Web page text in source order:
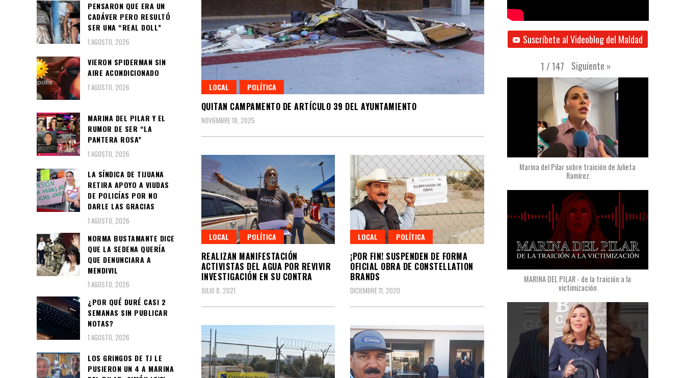
LOCAL POLÍTICA
QUITAN CAMPAMENTO DE ARTÍCULO 39 DEL AYUNTAMIENTO
NOVIEMBRE 18, 2025
LOCAL POLÍTICA
REALIZAN MANIFESTACIÓN
ACTIVISTAS DEL AGUA POR REVIVIR
INVESTIGACIÓN EN SU CONTRA
JULIO 8, 2021
LOCAL POLÍTICA
¡POR FIN! SUSPENDEN DE FORMA
OFICIAL OBRA DE CONSTELLATION
BRANDS
DICIEMBRE 11, 2020
PENSARON QUE ERA UN
CADÁVER PERO RESULTÓ
SER UNA “REAL DOLL”
1 AGOSTO, 2026
VIERON SPIDERMAN SIN
AIRE ACONDICIONADO
1 AGOSTO, 2026
MARINA DEL PILAR Y EL
RUMOR DE SER “LA
PANTERA ROSA”
1 AGOSTO, 2026
LA SÍNDICA DE TIJUANA
RETIRA APOYO A VIUDAS
DE POLICÍAS POR NO
DARLE LAS GRACIAS
1 AGOSTO, 2026
NORMA BUSTAMANTE DICE
QUE LA SEDENA QUERÍA
QUE DENUNCIARA A
MENDIVIL
1 AGOSTO, 2026
¿POR QUÉ DURÉ CASI 2
SEMANAS SIN PUBLICAR
NOTAS?
1 AGOSTO, 2026
LOS GRINGOS DE TJ LE
PUSIERON UN 4 A MARINA
Suscríbete al Videoblog del Maldad
1 / 147 Siguiente »
Marina del Pilar sobre traición de Julieta
Ramírez
MARINA DEL PILAR - de la traición a la
victimización